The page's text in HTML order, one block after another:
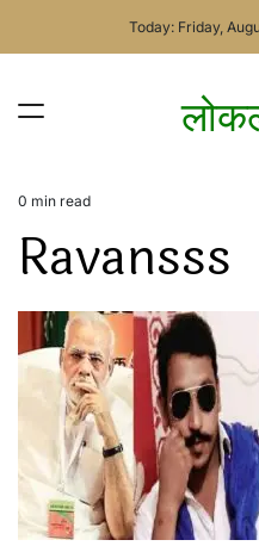
Today: Friday,
Estimated
time
0 min read
Ravansss